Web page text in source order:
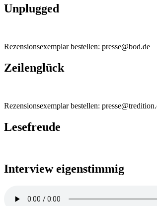
Unplugged
Rezensionsexemplar bestellen: presse@bod.de
Zeilenglück
Rezensionsexemplar bestellen:
Lesefreude
Interview eigenstimmig